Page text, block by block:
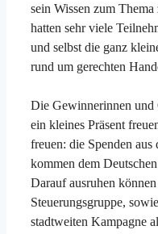
sein Wissen zum
hatten sehr viele
und selbst die ganz
rund um gerechten
Die Gewinnerinnen und
ein kleines Präsent
freuen: die Spenden
kommen dem
Darauf ausruhen
Steuerungsgruppe,
stadtweiten Kampagne